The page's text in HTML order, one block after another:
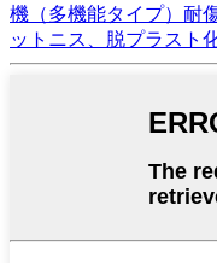
機（多機能タイプ）耐
ットニス、脱プラスト